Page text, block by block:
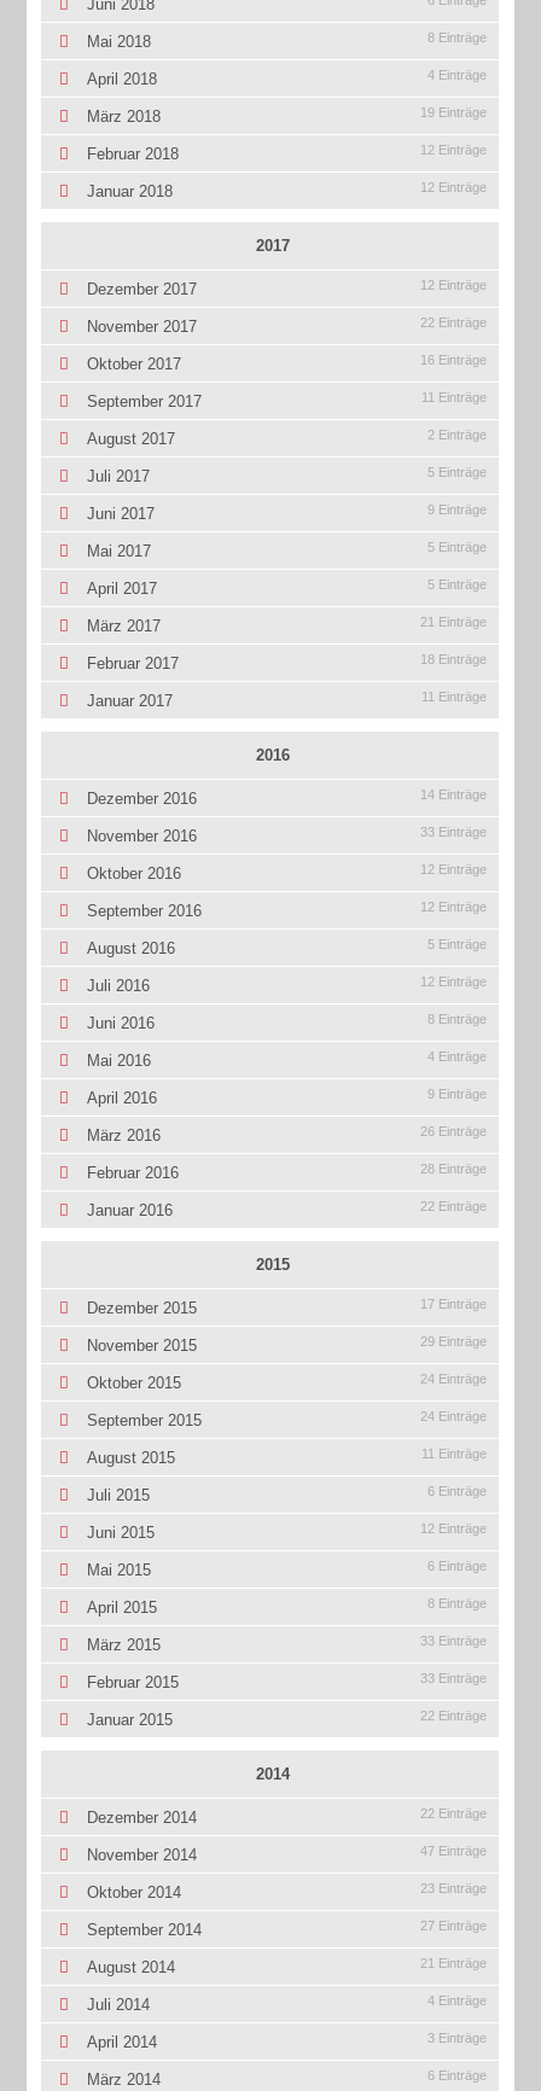
Juni 2018
Mai 2018 8 Einträge
April 2018 4 Einträge
März 2018 19 Einträge
Februar 2018 12 Einträge
Januar 2018 12 Einträge
2017
Dezember 2017 12 Einträge
November 2017 22 Einträge
Oktober 2017 16 Einträge
September 2017 11 Einträge
August 2017 2 Einträge
Juli 2017 5 Einträge
Juni 2017 9 Einträge
Mai 2017 5 Einträge
April 2017 5 Einträge
März 2017 21 Einträge
Februar 2017 18 Einträge
Januar 2017 11 Einträge
2016
Dezember 2016 14 Einträge
November 2016 33 Einträge
Oktober 2016 12 Einträge
September 2016 12 Einträge
August 2016 5 Einträge
Juli 2016 12 Einträge
Juni 2016 8 Einträge
Mai 2016 4 Einträge
April 2016 9 Einträge
März 2016 26 Einträge
Februar 2016 28 Einträge
Januar 2016 22 Einträge
2015
Dezember 2015 17 Einträge
November 2015 29 Einträge
Oktober 2015 24 Einträge
September 2015 24 Einträge
August 2015 11 Einträge
Juli 2015 6 Einträge
Juni 2015 12 Einträge
Mai 2015 6 Einträge
April 2015 8 Einträge
März 2015 33 Einträge
Februar 2015 33 Einträge
Januar 2015 22 Einträge
2014
Dezember 2014 22 Einträge
November 2014 47 Einträge
Oktober 2014 23 Einträge
September 2014 27 Einträge
August 2014 21 Einträge
Juli 2014 4 Einträge
April 2014 3 Einträge
März 2014 6 Einträge